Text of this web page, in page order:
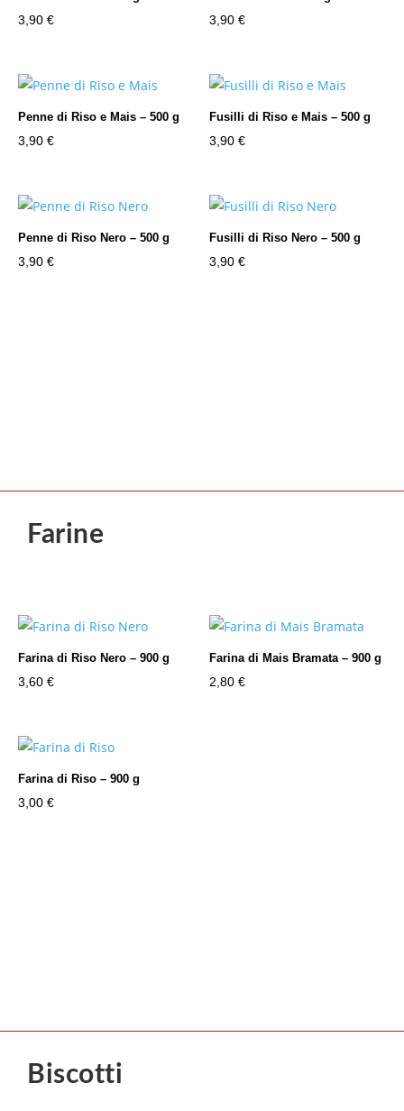
3,90 € 3,90€
Penne di Riso e Mais – 500 g
3,90 €
Fusilli di Riso e Mais – 500 g
3,90€
Penne di Riso Nero – 500 g
3,90 €
Fusilli di Riso Nero – 500 g
3,90€
Farine
Farina di Riso Nero – 900 g
3,60 €
Farina di Mais Bramata – 900 g
2,80€
Farina di Riso – 900 g
3,00 €
Biscotti